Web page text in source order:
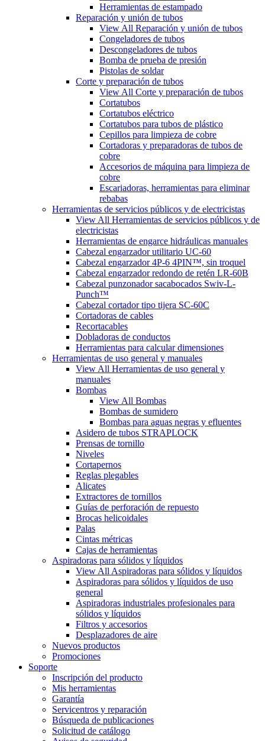
Herramientas de estampado
Reparación y unión de tubos
View All Reparación y unión de tubos
Congeladores de tubos
Descongeladores de tubos
Bomba de prueba de presión
Pistolas de soldar
Corte y preparación de tubos
View All Corte y preparación de tubos
Cortatubos
Cortatubos eléctrico
Cortatubos para tubos de plástico
Cepillos para limpieza de cobre
Cortadoras y preparadoras de tubos de
cobre
Accesorios de máquina para limpieza de
cobre
Escariadoras, herramientas para eliminar
rebabas
Herramientas de servicios públicos y de electricistas
View All Herramientas de servicios públicos y de
electricistas
Herramientas de engarce hidráulicas manuales
Cabezal engarzador utilitario UC-60
Cabezal engarzador 4P-6 4PIN™, sin troquel
Cabezal engarzador redondo de retén LR-60B
Cabezal punzonador sacabocados Swiv-L-
Punch™
Cabezal cortador tipo tijera SC-60C
Cortadoras de cables
Recortacables
Dobladoras de conductos
Herramientas para calcular dimensiones
Herramientas de uso general y manuales
View All Herramientas de uso general y
manuales
Bombas
View All Bombas
Bombas de sumidero
Bombas para aguas negras y efluentes
Asidero de tubos STRAPLOCK
Prensas de tornillo
Niveles
Cortapernos
Reglas plegables
Alicates
Extractores de tornillos
Guías de perforación de repuesto
Brocas helicoidales
Palas
Cintas métricas
Cajas de herramientas
Aspiradoras para sólidos y líquidos
View All Aspiradoras para sólidos y líquidos
Aspiradoras para sólidos y líquidos de uso
general
Aspiradoras industriales profesionales para
sólidos y líquidos
Filtros y accesorios
Desplazadores de aire
Nuevos productos
Promociones
Soporte
Inscripción del producto
Mis herramientas
Garantía
Servicentros y reparación
Búsqueda de publicaciones
Solicitud de catálogo